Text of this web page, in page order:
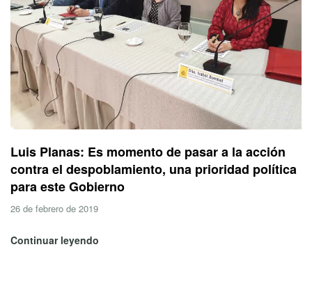
Luis Planas: Es momento de pasar a la acción
contra el despoblamiento, una prioridad política
para este Gobierno
26 de febrero de 2019
Continuar leyendo